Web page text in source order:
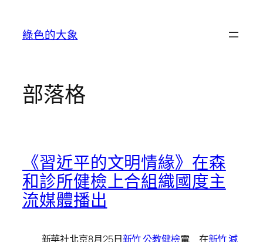
綠色的大象
部落格
《習近平的文明情緣》在森
和診所健檢上合組織國度主
流媒體播出
新華社北京8月25日新竹 公教健檢電 在新竹 減